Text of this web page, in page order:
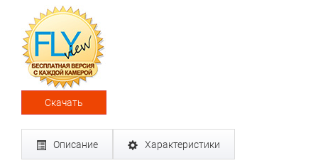
Скачать
Описание Характеристики